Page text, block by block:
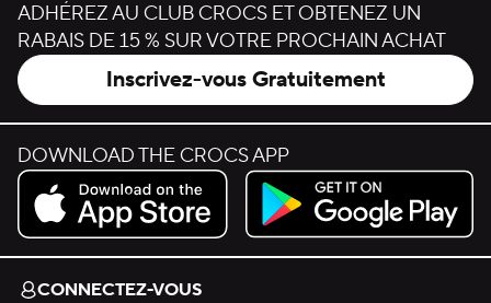
ADHÉREZ AU CLUB CROCS ET OBTENEZ UN
RABAIS DE 15 % SUR VOTRE PROCHAIN ACHAT
Inscrivez-vous Gratuitement
DOWNLOAD THE CROCS APP
Download on the App Store.
Get it on Google Play.
CONNECTEZ-VOUS